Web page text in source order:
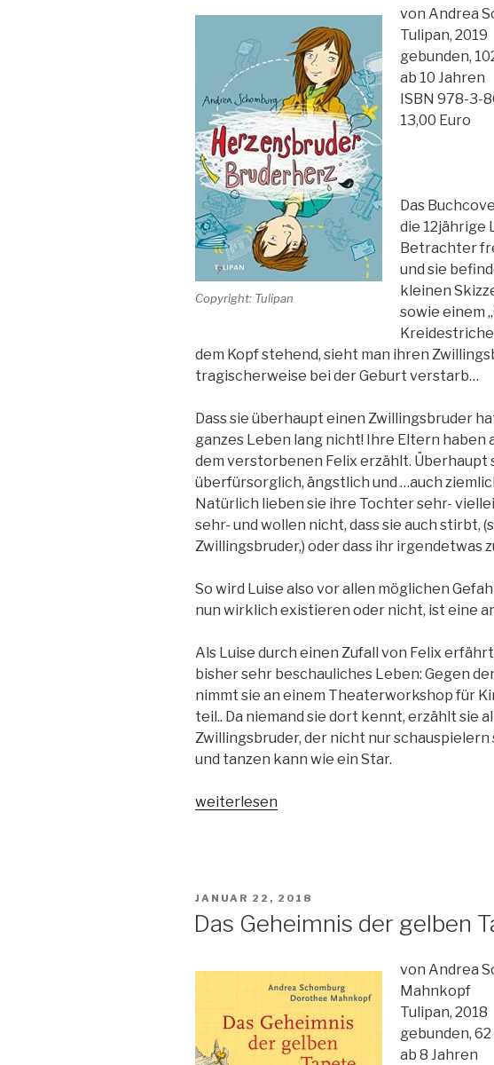
Copyright: Tulipan
von Andrea
Tulipan, 2019
gebunden,
ab 10 Jahren
ISBN 978-3-
13,00 Euro
Das
die 12jährige
Betrachter
und sie
kleinen
sowie einem
dem Kopf stehend, sieht man ihren
tragischerweise bei der Geburt verstarb…
Dass sie überhaupt einen Zwillingsbruder
ganzes Leben lang nicht! Ihre Eltern haben
dem verstorbenen Felix erzählt. Überhaupt
überfürsorglich, ängstlich und …auch
Natürlich lieben sie ihre Tochter sehr-
sehr- und wollen nicht, dass sie auch stirbt,
Zwillingsbruder,) oder dass ihr irgendetwas
So wird Luise also vor allen möglichen
nun wirklich existieren oder nicht, ist eine
Als Luise durch einen Zufall von Felix
bisher sehr beschauliches Leben: Gegen
nimmt sie an einem Theaterworkshop für
teil.. Da niemand sie dort kennt, erzählt sie
Zwillingsbruder, der nicht nur schauspielern
und tanzen kann wie ein Star.
„Herzensbruder-
weiterlesen
VERÖFFENTLICHT
JANUAR 22, 2018
Das Geheimnis der gelben
von Andrea
Mahnkopf
Tulipan, 2018
gebunden,
ab 8 Jahren